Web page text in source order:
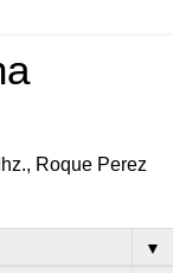
Roque Perez
▼